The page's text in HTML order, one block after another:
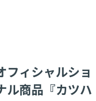
フィシャルショ
ル商品『カツハ